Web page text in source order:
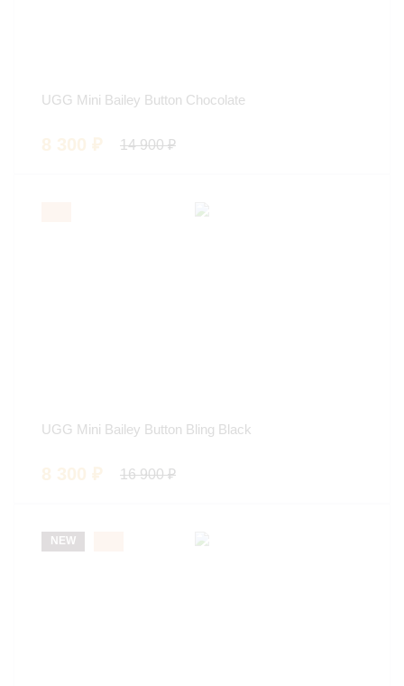
UGG Mini Bailey Button Chocolate
8 300 ₽ 14 900₽
UGG Mini Bailey Button Bling Black
8 300 ₽ 16 900₽
NEW